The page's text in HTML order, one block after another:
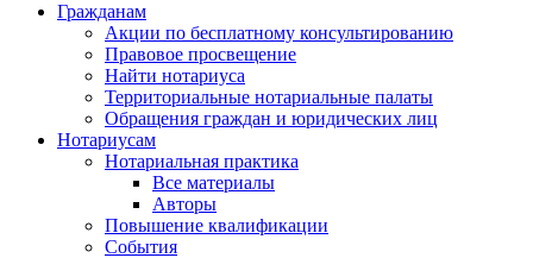
Гражданам
Акции по бесплатному консультированию
Правовое просвещение
Найти нотариуса
Территориальные нотариальные палаты
Обращения граждан и юридических лиц
Нотариусам
Нотариальная практика
Все материалы
Авторы
Повышение квалификации
События